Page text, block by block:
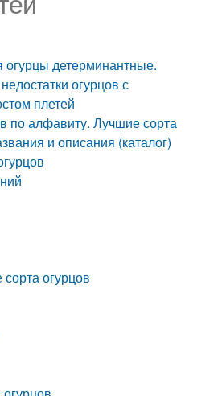
огурцы детерминантные.
огурцов с
плетей
по алфавиту. Лучшие сорта
и описания (каталог)
огурцов